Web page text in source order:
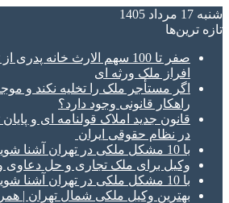
شنبه 17 مرداد 1405
تازه‌ ترین‌ها
صفر تا 100 سهم الارث خانه
افراز ملک ورثه ای
اگر مستأجر ملک را تخلیه نکند و
راهکار قانونی وجود دارد؟
قانون جدید املاک قولنامه ای و
در نظام حقوقی ایران
با 10 مشکل ملکی در تهران آشنا شوید | راه حل‌ها کدامند؟
وکیل برای ملک تجاری و حل دعاوی
با 10 مشکل ملکی در تهران آشنا شوید | راه حل‌ها کدامند؟
بهترین وکیل ملکی شمال تهران |